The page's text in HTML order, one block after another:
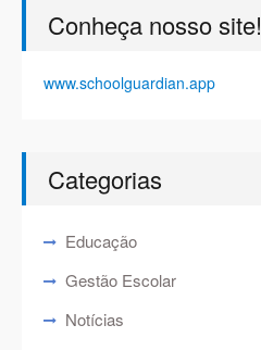
Conheça nosso site!
www.schoolguardian.app
Categorias
Educação
Gestão Escolar
Notícias